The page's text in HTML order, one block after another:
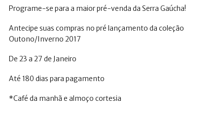
Programe-se para a maior pré-venda da Serra Gaúcha!
Antecipe suas compras no pré lançamento da coleção
Outono/Inverno 2017
De 23 a 27 de Janeiro
Até 180 dias para pagamento
*Café da manhã e almoço cortesia